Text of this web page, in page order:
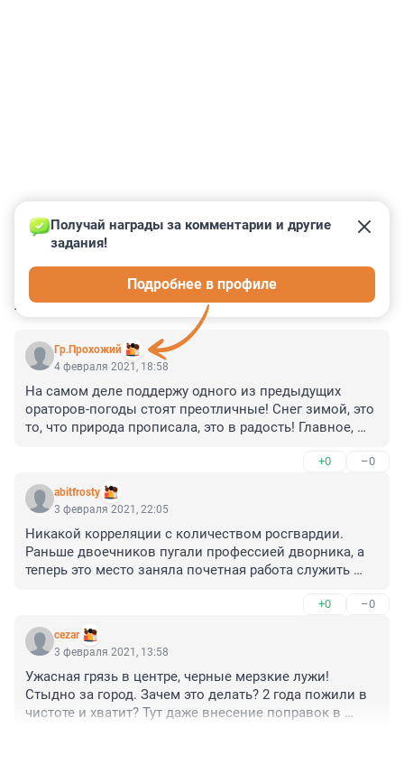
КОММЕНТАРИИ 22
Гр.Прохожий
Получай награды за комментарии и другие
задания!
Подробнее в профиле
4 февраля 2021, 18:58
На самом деле поддержу одного из предыдущих
ораторов-погоды стоят преотличные! Снег зимой, это
то, что природа прописала, это в радость! Главное,
+0 –0
abitfrosty
3 февраля 2021, 22:05
Никакой корреляции с количеством росгвардии.
Раньше двоечников пугали профессией дворника, а
теперь это место заняла почетная работа служить
не сильно напрягаются. Особо отличившихся
маргиналов из маргиналов даже наградят, при этом
не обязательно отличаться в лучшую сторону.
+0 –0
cezar
3 февраля 2021, 13:58
Ужасная грязь в центре, черные мерзкие лужи!
Стыдно за город. Зачем это делать? 2 года пожили в
чистоте и хватит? Тут даже внесение поправок в